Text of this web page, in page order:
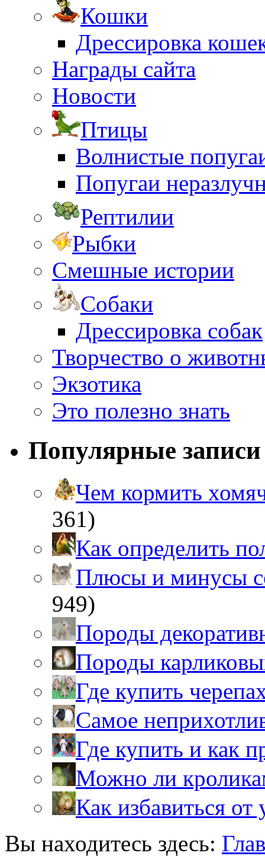
Кошки
Дрессировка
Награды сайта
Новости
Птицы
Волнистые
Попугаи
Рептилии
Рыбки
Смешные истории
Собаки
Дрессировка собак
Творчество о
Экзотика
Это полезно знать
Популярные записи
Чем кормить
361)
Как определить
Плюсы и минусы
949)
Породы
Породы
Где купить
Самое
Где купить и как
Можно ли
Как избавиться от
Вы находитесь здесь: